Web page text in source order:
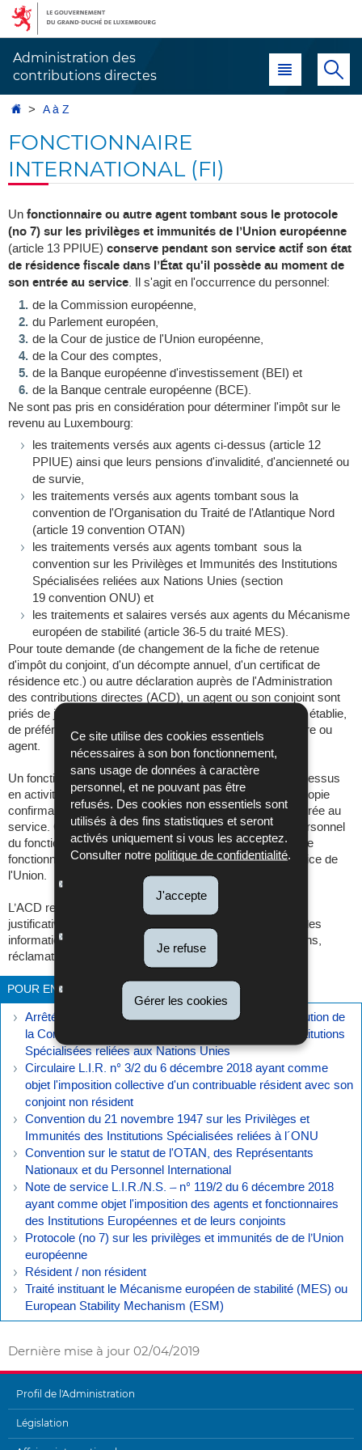
Ce site utilise des cookies essentiels
nécessaires à son bon fonctionnement,
sans usage de données à caractère
personnel, et ne pouvant pas être
refusés. Des cookies non essentiels sont
utilisés à des fins statistiques et seront
activés uniquement si vous les acceptez.
Consulter notre politique de confidentialité
J'accepte
Je refuse
Gérer les cookies
Aller
navigation
Aller
au
Administration des
contributions directes
Menu principal
AccueilA à Z
FONCTIONNAIRE
INTERNATIONAL (FI)
Un fonctionnaire ou autre agent tombant sous le protocole
(no 7) sur les privilèges et immunités de l’Union européenne
(article 13 PPIUE) conserve pendant son service actif son état
de résidence fiscale dans l’État qu'il possède au moment de
son entrée au service. Il s'agit en l'occurrence du personnel:
de la Commission européenne,
du Parlement européen,
de la Cour de justice de l'Union européenne,
de la Cour des comptes,
de la Banque européenne d'investissement (BEI) et
de la Banque centrale européenne (BCE).
Ne sont pas pris en considération pour déterminer l'impôt sur le
revenu au Luxembourg:
les traitements versés aux agents ci-dessus (article 12
PPIUE) ainsi que leurs pensions d'invalidité, d'ancienneté ou
de survie,
les traitements versés aux agents tombant sous la
convention de l'Organisation du Traité de l'Atlantique Nord
(article 19 convention OTAN)
les traitements versés aux agents tombant sous la
convention sur les Privilèges et Immunités des Institutions
Spécialisées reliées aux Nations Unies (section
19 convention ONU) et
les traitements et salaires versés aux agents du Mécanisme
européen de stabilité (article 36-5 du traité MES).
Pour toute demande (de changement de la fiche de retenue
d'impôt du conjoint, d'un décompte annuel, d'un certificat de
résidence etc.) ou autre déclaration auprès de l'Administration
des contributions directes (ACD), un agent ou son conjoint sont
priés de joindre une copie de la reconnaissance du statut établie,
de préférence, par le service du personnel du fonctionnaire ou
agent.
Un fonctionnaire ou agent énuméré aux points 1. à 6. ci-dessus
en activité de service est également invité à joindre une copie
confirmant son pays de résidence au moment de son entrée au
service. Cette copie peut être établie par le service du personnel
du fonctionnaire. L'article 13 du PPIUE ne concerne que le
fonctionnaire ou autre agent exerçant sa fonction au service de
l'Union.
L’ACD reste toujours en droit de demander des pièces
justificatives supplémentaires dans le cadre du contrôle des
informations, des affirmations, des demandes, déclarations,
réclamations ou recours qui lui sont destinés.
POUR EN SAVOIR PLUS
Arrêté grand-ducal du 13 octobre 1950 relatif à l´exécution de
la Convention sur les Privilèges et Immunités des Institutions
Spécialisées reliées aux Nations Unies
Circulaire L.I.R. n° 3/2 du 6 décembre 2018 ayant comme
objet l'imposition collective d'un contribuable résident avec son
conjoint non résident
Convention du 21 novembre 1947 sur les Privilèges et
Immunités des Institutions Spécialisées reliées à l´ONU
Convention sur le statut de l'OTAN, des Représentants
Nationaux et du Personnel International
Note de service L.I.R./N.S. – n° 119/2 du 6 décembre 2018
ayant comme objet l'imposition des agents et fonctionnaires
des Institutions Européennes et de leurs conjoints
Protocole (no 7) sur les privilèges et immunités de de l’Union
européenne
Résident / non résident
Traité instituant le Mécanisme européen de stabilité (MES) ou
European Stability Mechanism (ESM)
Dernière mise à jour 02/04/2019
MENU
Profil de l'Administration
Législation